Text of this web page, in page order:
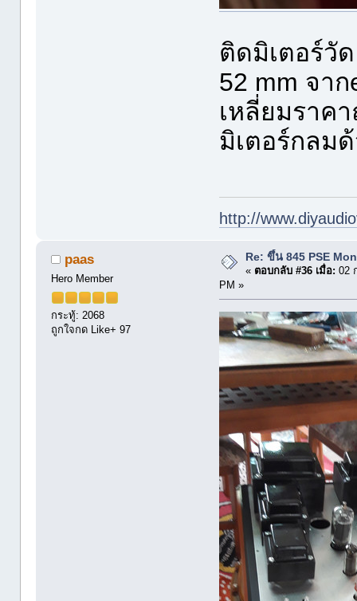
ติดมิเตอร์วั
52 mm จา
เหลี่ยมราค
มิเตอร์กลม
http://
paas
Hero Member
กระทู้: 2068
ถูกใจกด Like+ 97
Re: ขึ้น 845 PSE
« ตอบกลับ #36 เมื่อ: 02
PM »